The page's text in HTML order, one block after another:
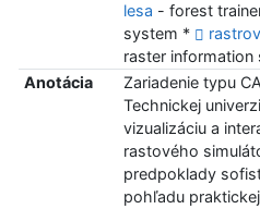
lesa - forest
system *
raster information
Anotácia
Zariadenie typu
Technickej
vizualizáciu a
rastového
predpoklady
pohľadu